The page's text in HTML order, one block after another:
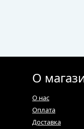
О
О нас
Оплата
Доставка